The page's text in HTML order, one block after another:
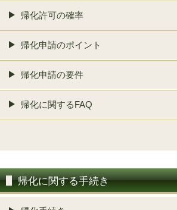
帰化許可の確率
帰化申請のポイント
帰化申請の要件
帰化に関するFAQ
帰化に関する手続き